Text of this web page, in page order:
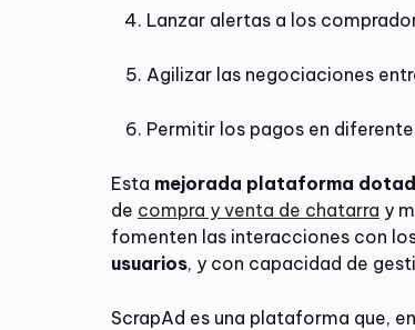
Lanzar alertas a los
Agilizar las negociaciones
Permitir los pagos en
Esta mejorada plataforma
de compra y venta de chatarra y
fomenten las interacciones con
usuarios, y con capacidad de
ScrapAd es una plataforma que,